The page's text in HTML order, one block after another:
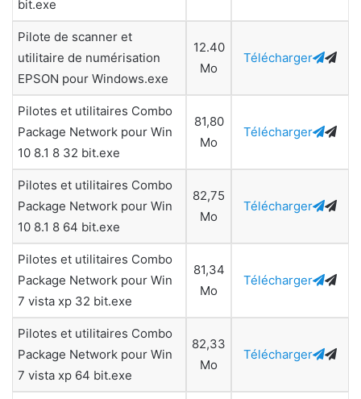
bit.exe
Pilote de scanner et
utilitaire de numérisation
EPSON pour Windows.exe
12.40
Mo
Télécharger
Pilotes et utilitaires Combo
Package Network pour Win
10 8.1 8 32 bit.exe
81,80
Mo
Télécharger
Pilotes et utilitaires Combo
Package Network pour Win
10 8.1 8 64 bit.exe
82,75
Mo
Télécharger
Pilotes et utilitaires Combo
Package Network pour Win
7 vista xp 32 bit.exe
81,34
Mo
Télécharger
Pilotes et utilitaires Combo
Package Network pour Win
7 vista xp 64 bit.exe
82,33
Mo
Télécharger